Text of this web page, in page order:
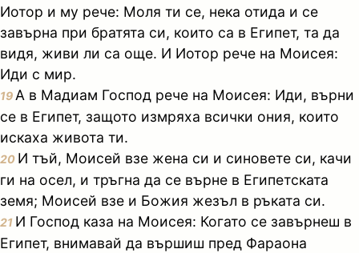
Иотор и му рече: Моля ти се, нека отида и се
завърна при братята си, които са в Египет, та да
видя, живи ли са още. И Иотор рече на Моисея:
Иди с мир.
19 А в Мадиам Господ рече на Моисея: Иди, върни
се в Египет, защото измряха всички ония, които
искаха живота ти.
20 И тъй, Моисей взе жена си и синовете си, качи
ги на осел, и тръгна да се върне в Египетската
земя; Моисей взе и Божия жезъл в ръката си.
21 И Господ каза на Моисея: Когато се завърнеш в
Египет, внимавай да вършиш пред Фараона